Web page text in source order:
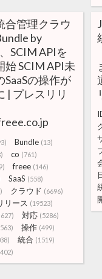
合管理クラウ
by
SCIM APIを
始 SCIM API未
SaaSの操作が
| プレスリリ
Bundle (13)
co (761)
freee (146)
SaaS (558)
クラウド (6696)
リース (19523)
対応 (5286)
操作 (499)
統合 (1519)